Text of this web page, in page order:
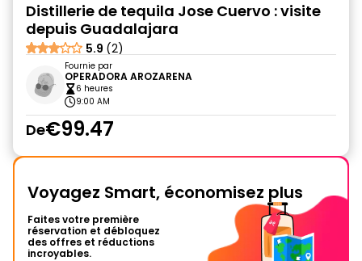
Distillerie de tequila Jose Cuervo : visite
depuis Guadalajara
5.9 (2)
Fournie par
OPERADORA AROZARENA
6 heures
9:00 AM
De€99.47
Voyagez Smart, économisez plus
Faites votre première
réservation et débloquez
des offres et réductions
incroyables.